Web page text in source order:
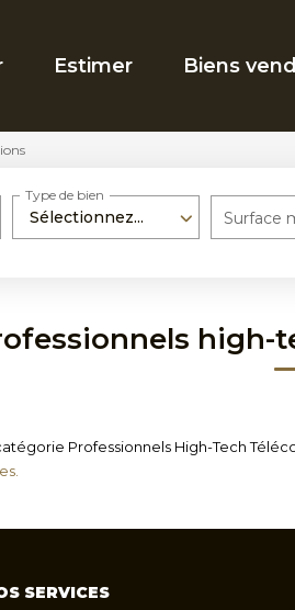
Estimer Biens
Sélectionnez...
Type de bien
Surface
high-
Professionnels High-Tech
SERVICES